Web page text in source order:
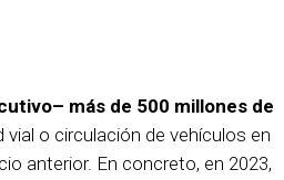
más de 500 millones de
vial o circulación de vehículos en
anterior. En concreto, en 2023,